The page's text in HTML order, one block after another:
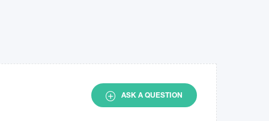
ASK A QUESTION